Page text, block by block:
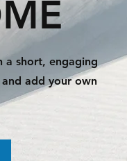
a short, engaging
add your own